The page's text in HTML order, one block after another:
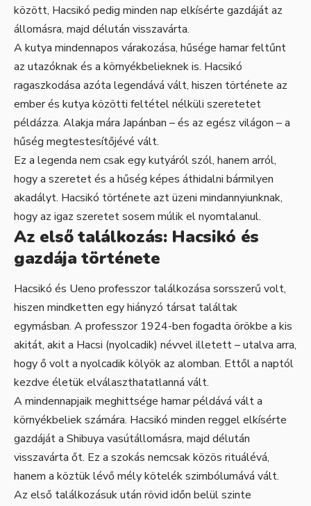
között, Hacsikó pedig minden nap elkísérte gazdáját az
állomásra, majd délután visszavárta.
A kutya mindennapos várakozása, hűsége hamar feltűnt
az utazóknak és a környékbelieknek is. Hacsikó
ragaszkodása azóta legendává vált, hiszen története az
ember és kutya közötti feltétel nélküli szeretetet
példázza. Alakja mára Japánban – és az egész világon – a
hűség megtestesítőjévé vált.
Ez a legenda nem csak egy kutyáról szól, hanem arról,
hogy a szeretet és a hűség képes áthidalni bármilyen
akadályt. Hacsikó története azt üzeni mindannyiunknak,
hogy az igaz szeretet sosem múlik el nyomtalanul.
Az első találkozás: Hacsikó és
gazdája története
Hacsikó és Ueno professzor találkozása sorsszerű volt,
hiszen mindketten egy hiányzó társat találtak
egymásban. A professzor 1924-ben fogadta örökbe a kis
akitát, akit a Hacsi (nyolcadik) névvel illetett – utalva arra,
hogy ő volt a nyolcadik kölyök az alomban. Ettől a naptól
kezdve életük elválaszthatatlanná vált.
A mindennapjaik meghittsége hamar példává vált a
környékbeliek számára. Hacsikó minden reggel elkísérte
gazdáját a Shibuya vasútállomásra, majd délután
visszavárta őt. Ez a szokás nemcsak közös rituálévá,
hanem a köztük lévő mély kötelék szimbólumává vált.
Az első találkozásuk után rövid időn belül szinte